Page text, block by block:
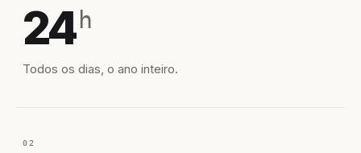
24 h
Todos os dias, o ano inteiro.
02